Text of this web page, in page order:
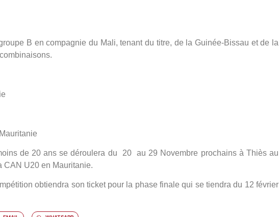
B en compagnie du Mali, tenant du titre, de la Guinée-Bissau et de la
de 20 ans se déroulera du 20 au 29 Novembre prochains à Thiès au
CAN U20 en Mauritanie.
obtiendra son ticket pour la phase finale qui se tiendra du 12 février